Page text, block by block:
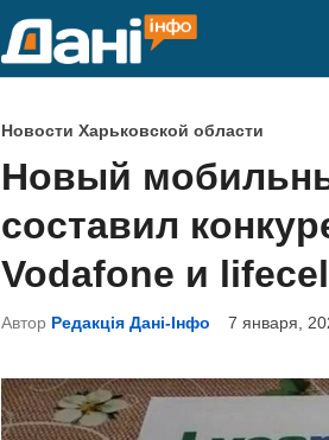
О
п
у
б
л
и
к
в
а
Новости Харьковской области
Новый
составил
Vodafone и
Автор Редакція Дані-Інфо 7 января,